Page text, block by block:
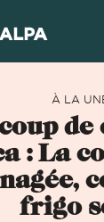
À LA
: La
frigo